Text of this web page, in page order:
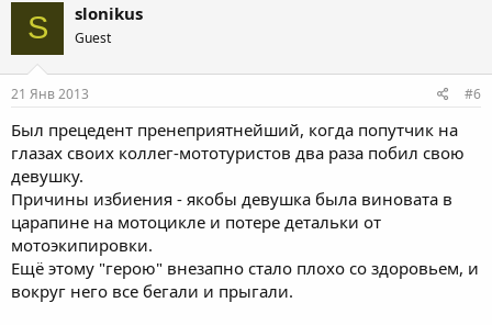
S slonikus
Guest
21 Янв 2013 #6
Был прецедент пренеприятнейший, когда попутчик на
глазах своих коллег-мототуристов два раза побил свою
девушку.
Причины избиения - якобы девушка была виновата в
царапине на мотоцикле и потере детальки от
мотоэкипировки.
Ещё этому "герою" внезапно стало плохо со здоровьем, и
вокруг него все бегали и прыгали.